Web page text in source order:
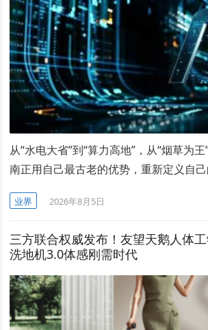
从“水电大省”到“算力高地”，从“烟草为
南正用自己最古老的优势，重新定义自
业界 2026年8月5日
三方联合权威发布！友望天鹅人体
洗地机3.0体感刚需时代